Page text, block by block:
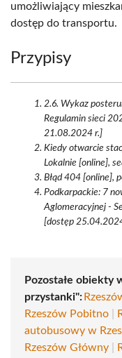
umożliwiający
dostęp do transportu.
Przypisy
2.6. Wykaz
Regulamin sieci
21.08.2024 r.]
Kiedy otwarcie
Lokalnie [online],
Błąd 404 [online],
Podkarpackie: 7
Aglomeracyjnej -
[dostęp
Pozostałe obiekty
przystanki":
Rzeszów Pobitno
autobusowy w
Rzeszów Główny